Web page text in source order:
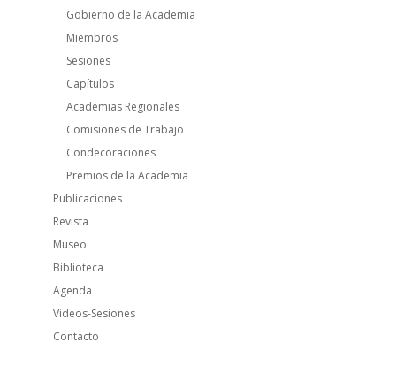
Gobierno de la Academia
Miembros
Sesiones
Capítulos
Academias Regionales
Comisiones de Trabajo
Condecoraciones
Premios de la Academia
Publicaciones
Revista
Museo
Biblioteca
Agenda
Videos-Sesiones
Contacto